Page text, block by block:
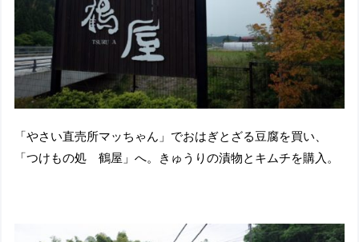
「やさい直売所マッちゃん」でおはぎとざる豆腐を買い、
「つけもの処 鶴屋」へ。きゅうりの漬物とキムチを購入。